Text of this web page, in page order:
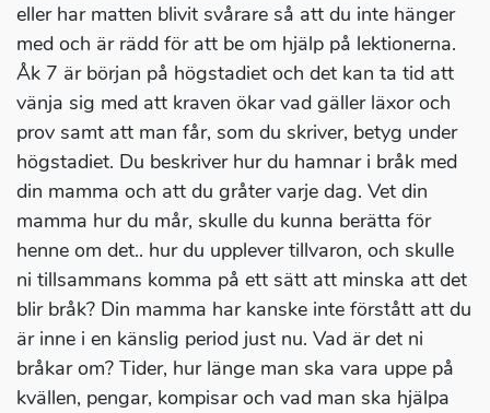
eller har matten blivit svårare så att du inte hänger
med och är rädd för att be om hjälp på lektionerna.
Åk 7 är början på högstadiet och det kan ta tid att
vänja sig med att kraven ökar vad gäller läxor och
prov samt att man får, som du skriver, betyg under
högstadiet. Du beskriver hur du hamnar i bråk med
din mamma och att du gråter varje dag. Vet din
mamma hur du mår, skulle du kunna berätta för
henne om det.. hur du upplever tillvaron, och skulle
ni tillsammans komma på ett sätt att minska att det
blir bråk? Din mamma har kanske inte förstått att du
är inne i en känslig period just nu. Vad är det ni
bråkar om? Tider, hur länge man ska vara uppe på
kvällen, pengar, kompisar och vad man ska hjälpa